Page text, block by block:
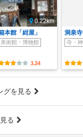
0.22km
本館「紺屋」
美術館・博物館
3.34
洞泉寺
寺・
グを見る
る